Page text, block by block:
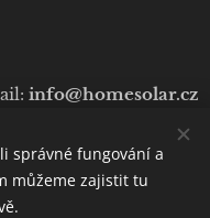
info@homesolar.cz
+420 777 075 010
© 2020 Luboš Prokop
správné fungování a
můžeme zajistit tu